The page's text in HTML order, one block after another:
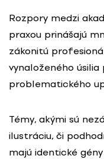
Rozpory medzi
praxou prinášajú
zákonitú
vynaloženého
problematického
Témy, akými sú
ilustráciu, či
majú identické